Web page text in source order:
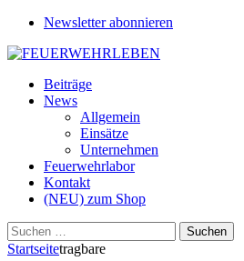
Newsletter abonnieren
Beiträge
News
Allgemein
Einsätze
Unternehmen
Feuerwehrlabor
Kontakt
(NEU) zum Shop
Suchen
nach:
Startseitetragbare